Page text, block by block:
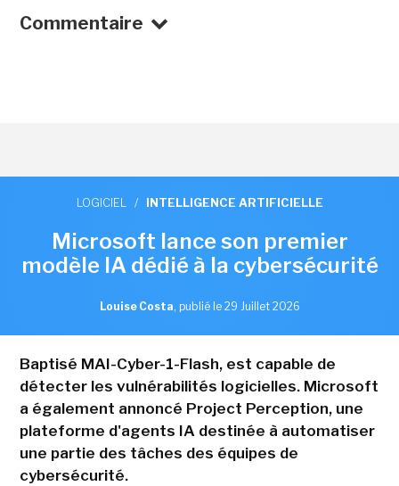
Commentaire
LOGICIEL / INTELLIGENCE ARTIFICIELLE
Microsoft lance son premier
modèle IA dédié à la cybersécurité
Louise Costa, publié le 29 Juillet 2026
Baptisé MAI-Cyber-1-Flash, est capable de
détecter les vulnérabilités logicielles. Microsoft
a également annoncé Project Perception, une
plateforme d'agents IA destinée à automatiser
une partie des tâches des équipes de
cybersécurité.